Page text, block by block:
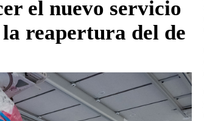
el nuevo servicio
reapertura del de